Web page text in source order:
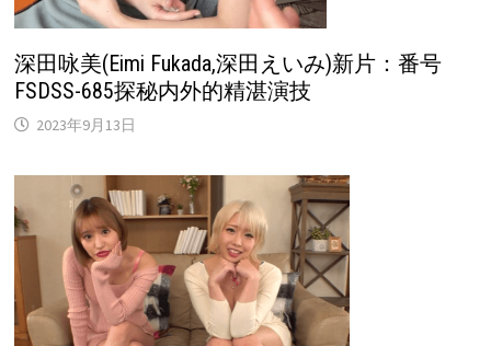
深田咏美(Eimi Fukada,深田えいみ)新片：番号
FSDSS-685探秘内外的精湛演技
2023年9月13日